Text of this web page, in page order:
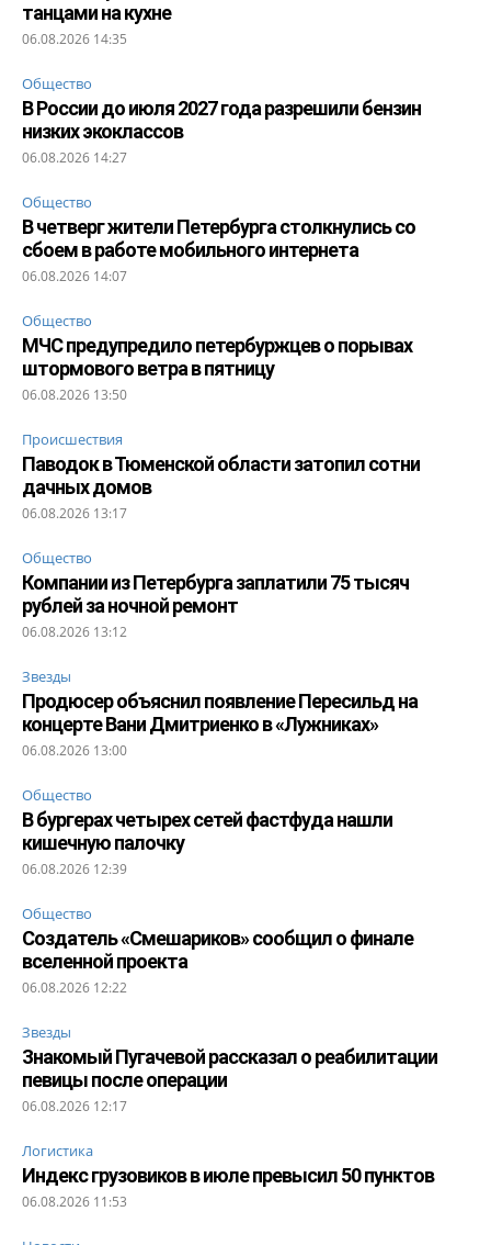
танцами на кухне
06.08.2026 14:35
Общество
В России до июля 2027 года разрешили бензин
низких экоклассов
06.08.2026 14:27
Общество
В четверг жители Петербурга столкнулись со
сбоем в работе мобильного интернета
06.08.2026 14:07
Общество
МЧС предупредило петербуржцев о порывах
штормового ветра в пятницу
06.08.2026 13:50
Происшествия
Паводок в Тюменской области затопил сотни
дачных домов
06.08.2026 13:17
Общество
Компании из Петербурга заплатили 75 тысяч
рублей за ночной ремонт
06.08.2026 13:12
Звезды
Продюсер объяснил появление Пересильд на
концерте Вани Дмитриенко в «Лужниках»
06.08.2026 13:00
Общество
В бургерах четырех сетей фастфуда нашли
кишечную палочку
06.08.2026 12:39
Общество
Создатель «Смешариков» сообщил о финале
вселенной проекта
06.08.2026 12:22
Звезды
Знакомый Пугачевой рассказал о реабилитации
певицы после операции
06.08.2026 12:17
Логистика
Индекс грузовиков в июле превысил 50 пунктов
06.08.2026 11:53